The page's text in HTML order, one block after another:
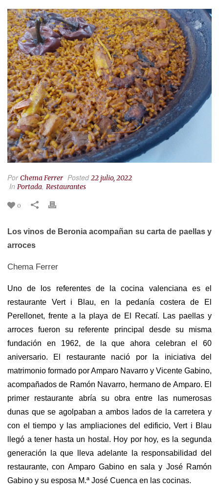
PorChema Ferrer Posted 22 julio, 2022
In Portada, Restaurantes
0
Los vinos de Beronia acompañan su carta de paellas y
arroces
Chema Ferrer
Uno de los referentes de la cocina valenciana es el
restaurante Vert i Blau, en la pedanía costera de El
Perellonet, frente a la playa de El Recatí. Las paellas y
arroces fueron su referente principal desde su misma
fundación en 1962, de la que ahora celebran el 60
aniversario. El restaurante nació por la iniciativa del
matrimonio formado por Amparo Navarro y Vicente Gabino,
acompañados de Ramón Navarro, hermano de Amparo. El
primer restaurante abría su obra entre las numerosas
dunas que se agolpaban a ambos lados de la carretera y
con el tiempo y las ampliaciones del edificio, Vert i Blau
llegó a tener hasta un hostal. Hoy por hoy, es la segunda
generación la que lleva adelante la responsabilidad del
restaurante, con Amparo Gabino en sala y José Ramón
Gabino y su esposa M.ª José Cuenca en las cocinas.